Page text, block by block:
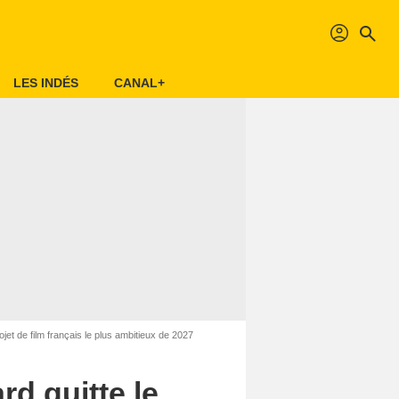
profil search
LES INDÉS CANAL+
de film français le plus ambitieux de 2027